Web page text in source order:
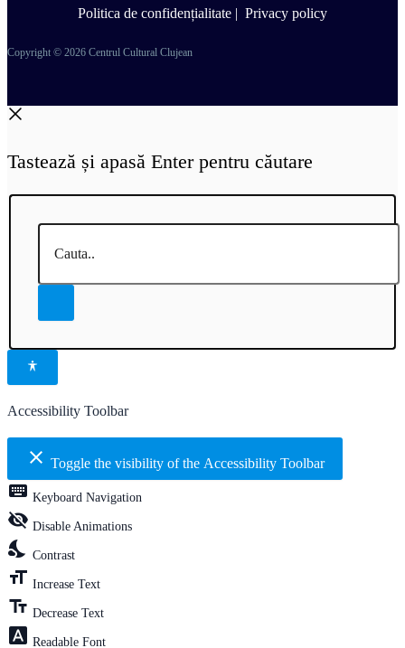
Politica de confidențialitate | Privacy policy
Copyright © 2026 Centrul Cultural Clujean
Tastează și apasă Enter pentru căutare
Accessibility Toolbar
close Toggle the visibility of the Accessibility Toolbar
keyboard Keyboard Navigation
visibility_off Disable Animations
nights_stay Contrast
format_size Increase Text
text_fields Decrease Text
font_download Readable Font